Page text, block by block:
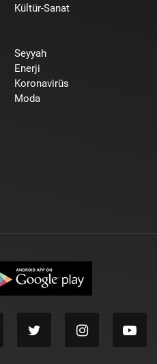
Kültür-Sanat
Seyyah
Enerji
Koronavirüs
Moda